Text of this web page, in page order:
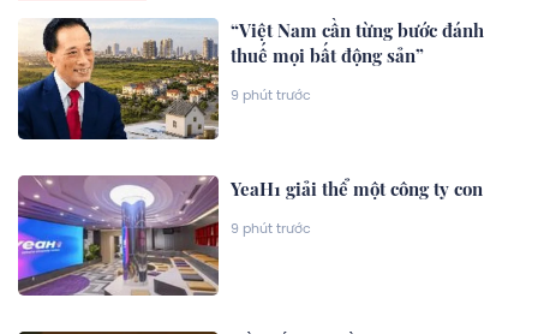
“Việt Nam cần từng bước đánh
thuế mọi bất động sản”
9 phút trước
YeaH1 giải thể một công ty con
9 phút trước